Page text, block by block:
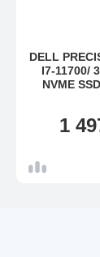
DELL
I7-11700/ 32GB /
NVME
1